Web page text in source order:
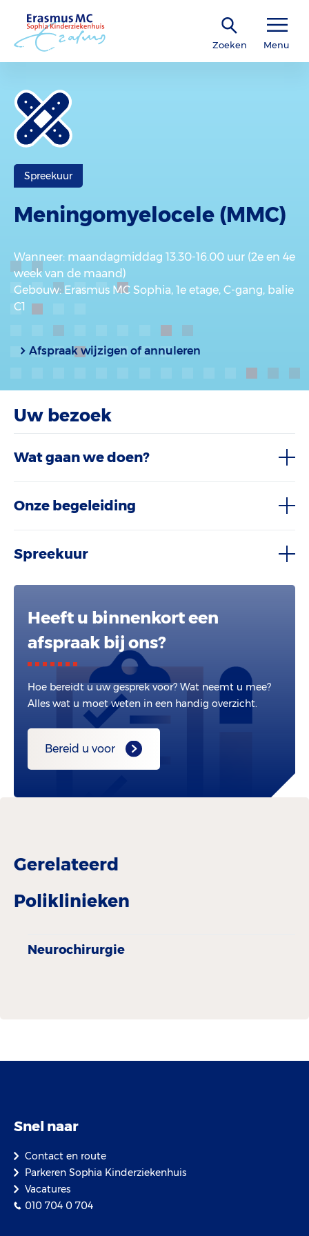
Zoeken Menu
Spreekuur
Meningomyelocele (MMC)
Wanneer: maandagmiddag 13.30-16.00 uur (2e en 4e
week van de maand)
Gebouw: Erasmus MC Sophia, 1e etage, C-gang, balie
C1
Afspraak wijzigen of annuleren
Uw bezoek
Wat gaan we doen?
Onze begeleiding
Spreekuur
Heeft u binnenkort een
afspraak bij ons?
Hoe bereidt u uw gesprek voor? Wat neemt u mee?
Alles wat u moet weten in een handig overzicht.
Bereid u voor
Gerelateerd
Poliklinieken
Neuro­chirurgie
Snel naar
Contact en route
Parkeren Sophia Kinderziekenhuis
Vacatures
010 704 0 704